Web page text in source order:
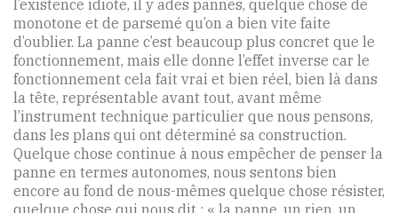
l’existence idiote, il y ades pannes, quelque chose de
monotone et de parsemé qu’on a bien vite faite
d’oublier. La panne c’est beaucoup plus concret que le
fonctionnement, mais elle donne l’effet inverse car le
fonctionnement cela fait vrai et bien réel, bien là dans
la tête, représentable avant tout, avant même
l’instrument technique particulier que nous pensons,
dans les plans qui ont déterminé sa construction.
Quelque chose continue à nous empêcher de penser la
panne en termes autonomes, nous sentons bien
encore au fond de nous-mêmes quelque chose résister,
quelque chose qui nous dit : « la panne, un rien, un